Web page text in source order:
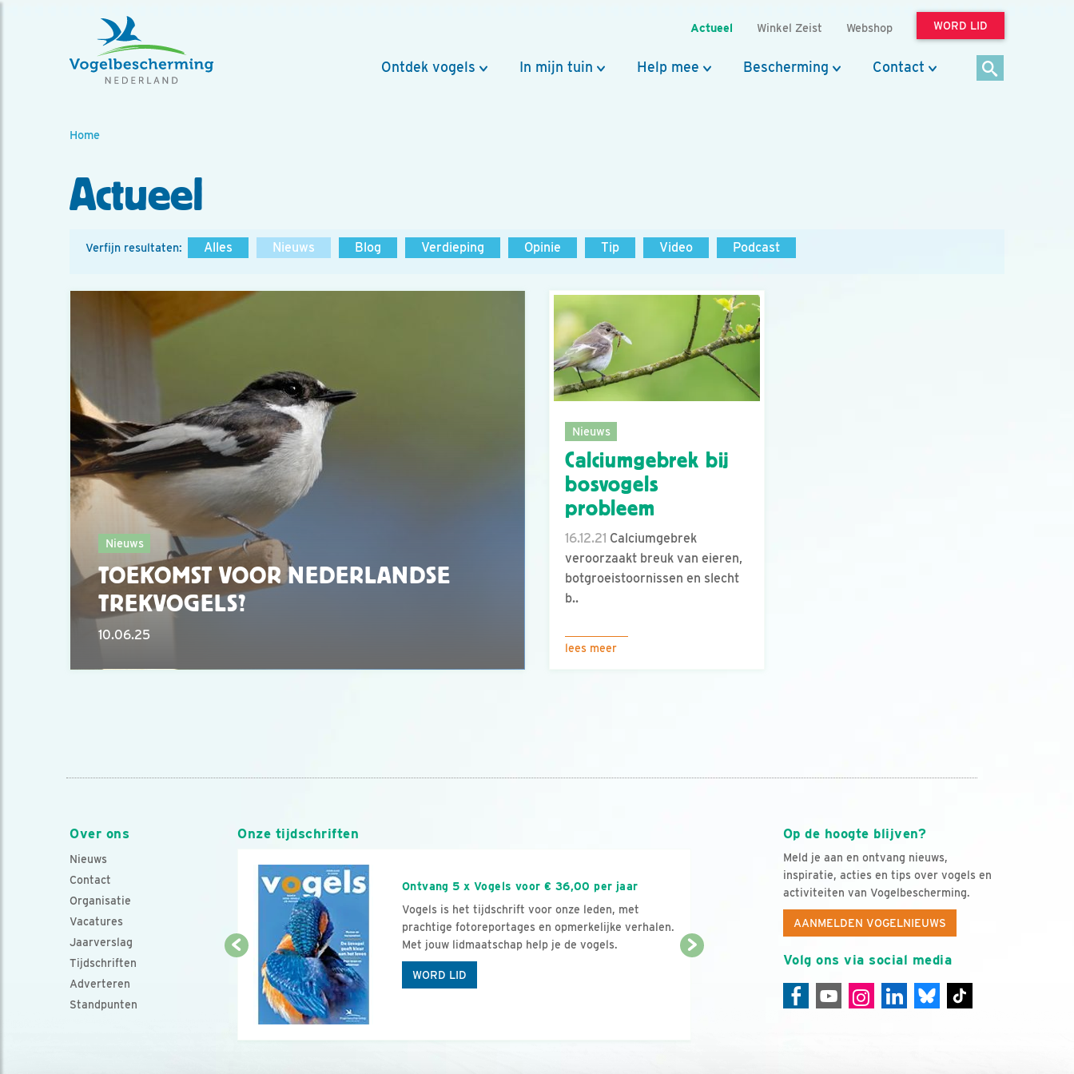
Actueel Winkel Zeist Webshop WORD LID
Ontdek vogels In mijn tuin Help mee Bescherming Contact
Home
Actueel
Verfijn resultaten: Alles Nieuws Blog Verdieping Opinie Tip Video Podcast
Nieuws
TOEKOMST VOOR NEDERLANDSE
TREKVOGELS?
10.06.25
Nieuws
Calciumgebrek bij
bosvogels
probleem
16.12.21 Calciumgebrek
veroorzaakt breuk van eieren,
botgroeistoornissen en slecht
b..
lees meer
Over ons
Nieuws
Contact
Organisatie
Vacatures
Jaarverslag
Tijdschriften
Adverteren
Standpunten
Op de hoogte blijven?
Meld je aan en ontvang nieuws,
inspiratie, acties en tips over vogels en
activiteiten van Vogelbescherming.
AANMELDEN VOGELNIEUWS
Volg ons via social media
Onze tijdschriften
Ontvang 5 x Vogels voor € 36,00 per jaar
Vogels is het tijdschrift voor onze leden, met
prachtige fotoreportages en opmerkelijke verhalen.
Met jouw lidmaatschap help je de vogels.
WORD LID